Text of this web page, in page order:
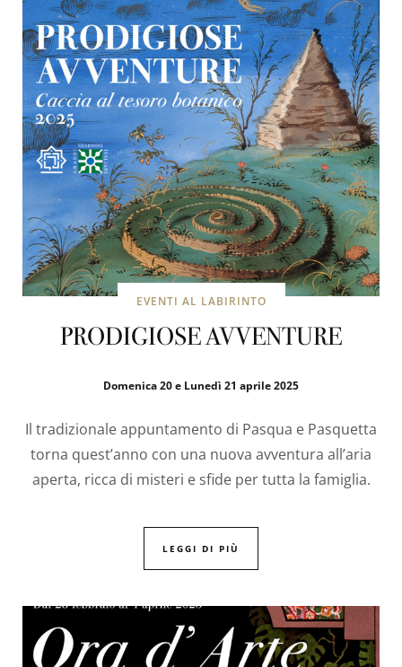
EVENTI AL LABIRINTO
PRODIGIOSE AVVENTURE
Domenica 20 e Lunedì 21 aprile 2025
Il tradizionale appuntamento di Pasqua e Pasquetta
torna quest’anno con una nuova avventura all’aria
aperta, ricca di misteri e sfide per tutta la famiglia.
LEGGI DI PIÙ